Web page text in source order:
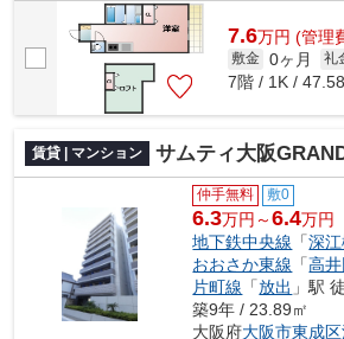
7.6万円 (管理
敷金 0ヶ月 礼
7階 / 1K /
賃貸 | マンション サムティ大阪GRAND
仲手無料 敷0
6.3万円～6.4万円
地下鉄中央線 「深
おおさか東線 「高
片町線 「放出 」駅
築9年 / 23.89㎡
大阪府大阪市東成区